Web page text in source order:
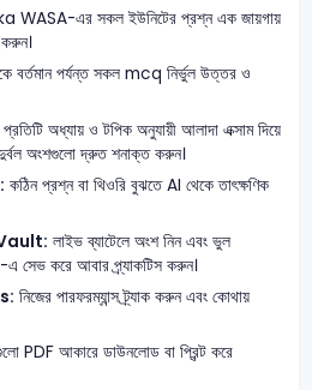
WASA-এর সকল ইউনিটের প্রশ্ন এক জায়গায়
বর্তমান পর্যন্ত সকল mcq নির্ভুল উত্তর ও
প্রতিটি অধ্যায় ও টপিক অনুযায়ী আলাদা এক্সাম দিয়ে
দুর্বল অংশগুলো দ্রুত শনাক্ত করুন।
কঠিন প্রশ্ন বা থিওরি বুঝতে AI থেকে তাৎক্ষণিক
লাইভ ব্যাটেলে অংশ নিন এবং ভুল
করে আবার প্র্যাকটিস করুন।
নিজের পারফরম্যান্স ট্র্যাক করুন এবং কোথায়
PDF আকারে ডাউনলোড বা প্রিন্ট করে